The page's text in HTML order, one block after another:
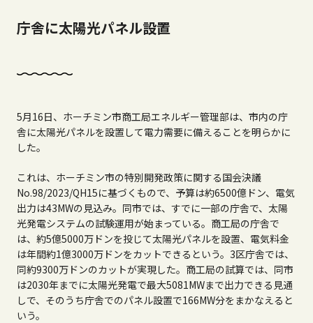
庁舎に太陽光パネル設置
5月16日、ホーチミン市商工局エネルギー管理部は、市内の庁
舎に太陽光パネルを設置して電力需要に備えることを明らかに
した。
これは、ホーチミン市の特別開発政策に関する国会決議
No.98/2023/QH15に基づくもので、予算は約6500億ドン、電気
出力は43MWの見込み。 同市では、すでに一部の庁舎で、太陽
光発電システムの試験運用が始まっている。商工局の庁舎で
は、約5億5000万ドンを投じて太陽光パネルを設置、電気料金
は年間約1億3000万ドンをカットできるという。3区庁舎では、
同約9300万ドンのカットが実現した。 商工局の試算では、同市
は2030年までに太陽光発電で最大5081MWまで出力できる見通
しで、そのうち庁舎でのパネル設置で166MW分をまかなえると
いう。